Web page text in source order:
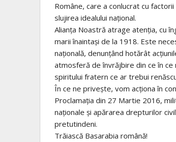
Române, care a conlucrat cu
slujirea idealului național.
Alianța Noastră atrage atenția, cu
marii înaintași de la 1918. Este
națională, denunțând hotărât
atmosferă de învrăjbire din ce în
spiritului fratern ce ar trebui
În ce ne privește, vom acționa în
Proclamația din 27 Martie 2016,
naționale și apărarea drepturilor
pretutindeni.
Trăiască Basarabia română!